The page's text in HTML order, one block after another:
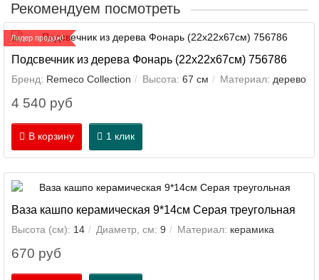
Рекомендуем посмотреть
Лидер продаж!
Подсвечник из дерева Фонарь (22х22х67см) 756786
Бренд: Remeco Collection Высота: 67 см Материал: дерево
4 540 руб
В корзину 1 клик
Ваза кашпо керамическая 9*14см Серая треугольная
Высота (см): 14 Диаметр, см: 9 Материал: керамика
670 руб